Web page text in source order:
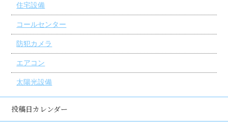
住宅設備
コールセンター
防犯カメラ
エアコン
太陽光設備
投稿日カレンダー